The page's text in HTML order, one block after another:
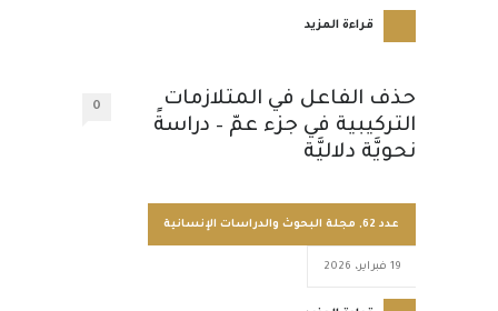
قراءة المزيد
حذف الفاعل في المتلازمات
التركيبية في جزء عمّ – دراسةً
نحويَّة دلاليَّة
0
عدد 62 , مجلة البحوث والدراسات الإنسانية
19 فبراير، 2026